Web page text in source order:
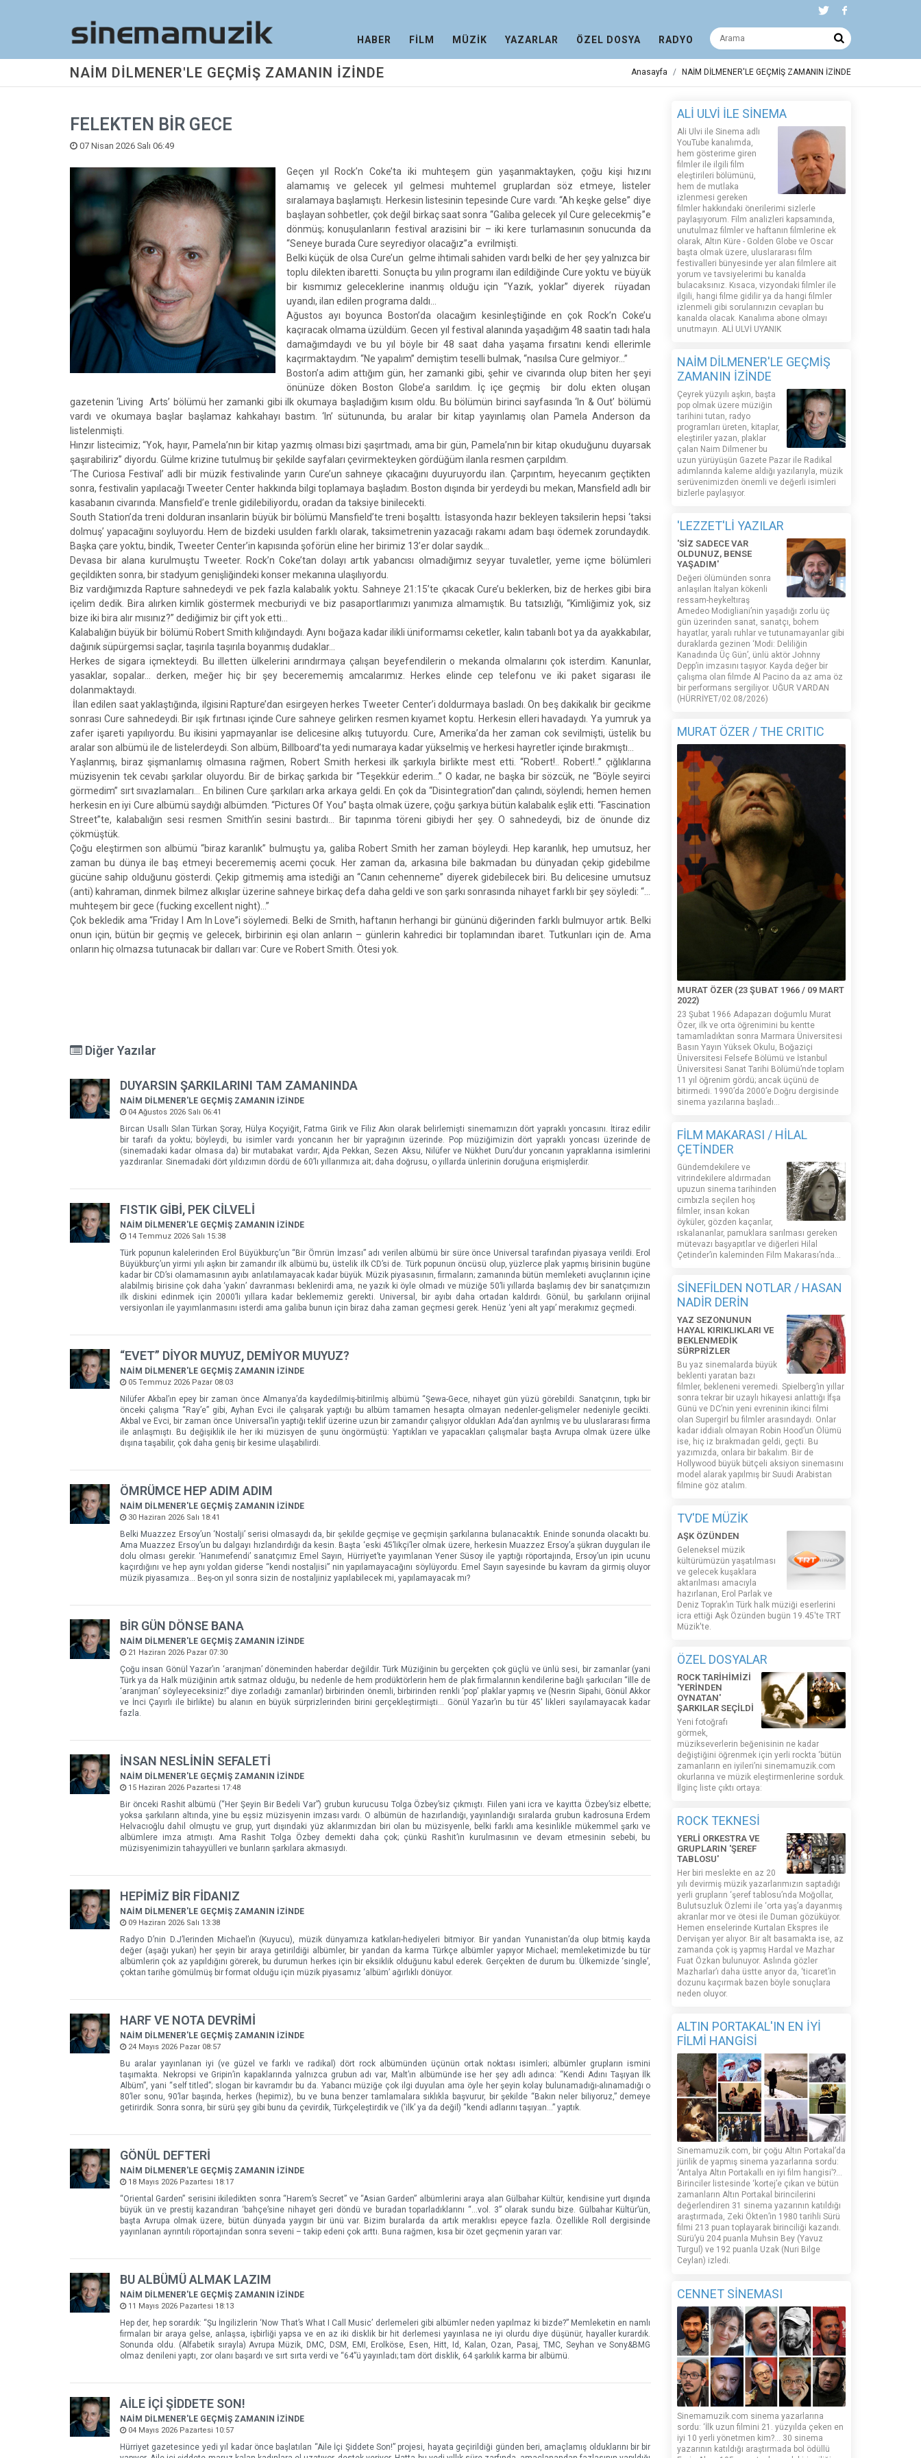
HABER FİLM MÜZİK YAZARLAR ÖZEL DOSYA RADYO
NAİM DİLMENER'LE GEÇMİŞ ZAMANIN İZİNDE Anasayfa NAİM DİLMENER'LE GEÇMİŞ ZAMANIN İZİNDE
FELEKTEN BİR GECE
07 Nisan 2026 Salı 06:49
Geçen yıl Rock’n Coke’ta iki muhteşem gün yaşanmaktayken, çoğu kişi hızını
alamamış ve gelecek yıl gelmesi muhtemel gruplardan söz etmeye, listeler
sıralamaya başlamıştı. Herkesin listesinin tepesinde Cure vardı. “Ah keşke gelse” diye
başlayan sohbetler, çok değil birkaç saat sonra “Galiba gelecek yıl Cure gelecekmiş”e
dönmüş; konuşulanların festival arazisini bir – iki kere turlamasının sonucunda da
“Seneye burada Cure seyrediyor olacağız”a evrilmişti.
Belki küçük de olsa Cure’un gelme ihtimali sahiden vardı belki de her şey yalnızca bir
toplu dilekten ibaretti. Sonuçta bu yılın programı ilan edildiğinde Cure yoktu ve büyük
bir kısmımız geleceklerine inanmış olduğu için “Yazık, yoklar” diyerek rüyadan
uyandı, ilan edilen programa daldı…
Ağustos ayı boyunca Boston’da olacağım kesinleştiğinde en çok Rock’n Coke’u
kaçıracak olmama üzüldüm. Gecen yıl festival alanında yaşadığım 48 saatin tadı hala
damağımdaydı ve bu yıl böyle bir 48 saat daha yaşama fırsatını kendi ellerimle
kaçırmaktaydım. “Ne yapalım” demiştim teselli bulmak, “nasılsa Cure gelmiyor…”
Boston’a adim attığım gün, her zamanki gibi, şehir ve civarında olup biten her şeyi
önünüze döken Boston Globe’a sarıldım. İç içe geçmiş bir dolu ekten oluşan
gazetenin ‘Living Arts’ bölümü her zamanki gibi ilk okumaya başladığım kısım oldu. Bu bölümün birinci sayfasında ‘In & Out’ bölümü
vardı ve okumaya başlar başlamaz kahkahayı bastım. ‘In’ sütununda, bu aralar bir kitap yayınlamış olan Pamela Anderson da
listelenmişti.
Hınzır listecimiz; “Yok, hayır, Pamela’nın bir kitap yazmış olması bizi şaşırtmadı, ama bir gün, Pamela’nın bir kitap okuduğunu duyarsak
şaşırabiliriz” diyordu. Gülme krizine tutulmuş bir şekilde sayfaları çevirmekteyken gördüğüm ilanla resmen çarpıldım.
‘The Curiosa Festival’ adli bir müzik festivalinde yarın Cure’un sahneye çıkacağını duyuruyordu ilan. Çarpıntım, heyecanım geçtikten
sonra, festivalin yapılacağı Tweeter Center hakkında bilgi toplamaya başladım. Boston dışında bir yerdeydi bu mekan, Mansfield adlı bir
kasabanın civarında. Mansfield’e trenle gidilebiliyordu, oradan da taksiye binilecekti.
South Station’da treni dolduran insanlarin büyük bir bölümü Mansfield’te treni boşalttı. İstasyonda hazır bekleyen taksilerin hepsi ‘taksi
dolmuş’ yapacağını soyluyordu. Hem de bizdeki usulden farklı olarak, taksimetrenin yazacağı rakamı adam başı ödemek zorundaydık.
Başka çare yoktu, bindik, Tweeter Center’in kapısında şoförün eline her birimiz 13’er dolar saydık…
Devasa bir alana kurulmuştu Tweeter. Rock’n Coke’tan dolayı artık yabancısı olmadığımız seyyar tuvaletler, yeme içme bölümleri
geçildikten sonra, bir stadyum genişliğindeki konser mekanına ulaşılıyordu.
Biz vardığımızda Rapture sahnedeydi ve pek fazla kalabalık yoktu. Sahneye 21:15’te çıkacak Cure’u beklerken, biz de herkes gibi bira
içelim dedik. Bira alırken kimlik göstermek mecburiydi ve biz pasaportlarımızı yanımıza almamıştık. Bu tatsızlığı, “Kimliğimiz yok, siz
bize iki bira alır mısınız?” dediğimiz bir çift yok etti…
Kalabalığın büyük bir bölümü Robert Smith kılığındaydı. Aynı boğaza kadar ilikli üniformamsı ceketler, kalın tabanlı bot ya da ayakkabılar,
dağınık süpürgemsi saçlar, taşırıla taşırıla boyanmış dudaklar…
Herkes de sigara içmekteydi. Bu illetten ülkelerini arındırmaya çalışan beyefendilerin o mekanda olmalarını çok isterdim. Kanunlar,
yasaklar, sopalar… derken, meğer hiç bir şey becerememiş amcalarımız. Herkes elinde cep telefonu ve iki paket sigarası ile
dolanmaktaydı.
İlan edilen saat yaklaştığında, ilgisini Rapture’dan esirgeyen herkes Tweeter Center’i doldurmaya basladı. On beş dakikalık bir gecikme
sonrası Cure sahnedeydi. Bir ışık fırtınası içinde Cure sahneye gelirken resmen kıyamet koptu. Herkesin elleri havadaydı. Ya yumruk ya
zafer işareti yapılıyordu. Bu ikisini yapmayanlar ise delicesine alkış tutuyordu. Cure, Amerika’da her zaman cok sevilmişti, üstelik bu
aralar son albümü ile de listelerdeydi. Son albüm, Billboard’ta yedi numaraya kadar yükselmiş ve herkesi hayretler içinde bırakmıştı…
Yaşlanmış, biraz şişmanlamış olmasına rağmen, Robert Smith herkesi ilk şarkıyla birlikte mest etti. “Robert!.. Robert!..” çığlıklarına
müzisyenin tek cevabı şarkılar oluyordu. Bir de birkaç şarkıda bir “Teşekkür ederim…” O kadar, ne başka bir sözcük, ne “Böyle seyirci
görmedim” sırt sıvazlamaları… En bilinen Cure şarkıları arka arkaya geldi. En çok da “Disintegration”dan çalındı, söylendi; hemen hemen
herkesin en iyi Cure albümü saydığı albümden. “Pictures Of You” başta olmak üzere, çoğu şarkıya bütün kalabalık eşlik etti. “Fascination
Street”te, kalabalığın sesi resmen Smith’in sesini bastırdı… Bir tapınma töreni gibiydi her şey. O sahnedeydi, biz de önunde diz
çökmüştük.
Çoğu eleştirmen son albümü “biraz karanlık” bulmuştu ya, galiba Robert Smith her zaman böyleydi. Hep karanlık, hep umutsuz, her
zaman bu dünya ile baş etmeyi becerememiş acemi çocuk. Her zaman da, arkasına bile bakmadan bu dünyadan çekip gidebilme
gücüne sahip olduğunu gösterdi. Çekip gitmemiş ama istediği an “Canın cehenneme” diyerek gidebilecek biri. Bu delicesine umutsuz
(anti) kahraman, dinmek bilmez alkışlar üzerine sahneye birkaç defa daha geldi ve son şarkı sonrasında nihayet farklı bir şey söyledi: “…
muhteşem bir gece (fucking excellent night)…”
Çok bekledik ama “Friday I Am In Love”i söylemedi. Belki de Smith, haftanın herhangi bir gününü diğerinden farklı bulmuyor artık. Belki
onun için, bütün bir geçmiş ve gelecek, birbirinin eşi olan anların – günlerin kahredici bir toplamından ibaret. Tutkunları için de. Ama
onların hiç olmazsa tutunacak bir dalları var: Cure ve Robert Smith. Ötesi yok.
Diğer Yazılar
DUYARSIN ŞARKILARINI TAM ZAMANINDA
NAİM DİLMENER'LE GEÇMİŞ ZAMANIN İZİNDE
04 Ağustos 2026 Salı 06:41
Bircan Usallı Sılan Türkan Şoray, Hülya Koçyiğit, Fatma Girik ve Filiz Akın olarak belirlemişti sinemamızın dört yapraklı yoncasını. İtiraz edilir
bir tarafı da yoktu; böyleydi, bu isimler vardı yoncanın her bir yaprağının üzerinde. Pop müziğimizin dört yapraklı yoncası üzerinde de
(sinemadaki kadar olmasa da) bir mutabakat vardır; Ajda Pekkan, Sezen Aksu, Nilüfer ve Nükhet Duru’dur yoncanın yapraklarına isimlerini
yazdıranlar. Sinemadaki dört yıldızımın dördü de 60’lı yıllarımıza ait; daha doğrusu, o yıllarda ünlerinin doruğuna erişmişlerdir.
FISTIK GİBİ, PEK CİLVELİ
NAİM DİLMENER'LE GEÇMİŞ ZAMANIN İZİNDE
14 Temmuz 2026 Salı 15:38
Türk popunun kalelerinden Erol Büyükburç’un “Bir Ömrün İmzası” adı verilen albümü bir süre önce Universal tarafından piyasaya verildi. Erol
Büyükburç’un yirmi yılı aşkın bir zamandır ilk albümü bu, üstelik ilk CD’si de. Türk popunun öncüsü olup, yüzlerce plak yapmış birisinin bugüne
kadar bir CD’si olamamasının ayıbı anlatılamayacak kadar büyük. Müzik piyasasının, firmaların; zamanında bütün memleketi avuçlarının içine
alabilmiş birisine çok daha ‘yakın’ davranması beklenirdi ama, ne yazık ki öyle olmadı ve müziğe 50’li yıllarda başlamış dev bir sanatçımızın
ilk diskini edinmek için 2000’li yıllara kadar beklememiz gerekti. Universal, bir ayıbı daha ortadan kaldırdı. Gönül, bu şarkıların orijinal
versiyonları ile yayımlanmasını isterdi ama galiba bunun için biraz daha zaman geçmesi gerek. Henüz ‘yeni alt yapı’ merakımız geçmedi.
“EVET” DİYOR MUYUZ, DEMİYOR MUYUZ?
NAİM DİLMENER'LE GEÇMİŞ ZAMANIN İZİNDE
05 Temmuz 2026 Pazar 08:03
Nilüfer Akbal’ın epey bir zaman önce Almanya’da kaydedilmiş-bitirilmiş albümü “Şewa-Gece, nihayet gün yüzü görebildi. Sanatçının, tıpkı bir
önceki çalışma “Ray’e” gibi, Ayhan Evci ile çalışarak yaptığı bu albüm tamamen hesapta olmayan nedenler-gelişmeler nedeniyle gecikti.
Akbal ve Evci, bir zaman önce Universal’in yaptığı teklif üzerine uzun bir zamandır çalışıyor oldukları Ada’dan ayrılmış ve bu uluslararası firma
ile anlaşmıştı. Bu değişiklik ile her iki müzisyen de şunu öngörmüştü: Yaptıkları ve yapacakları çalışmalar başta Avrupa olmak üzere ülke
dışına taşabilir, çok daha geniş bir kesime ulaşabilirdi.
ÖMRÜMCE HEP ADIM ADIM
NAİM DİLMENER'LE GEÇMİŞ ZAMANIN İZİNDE
30 Haziran 2026 Salı 18:41
Belki Muazzez Ersoy’un ‘Nostalji’ serisi olmasaydı da, bir şekilde geçmişe ve geçmişin şarkılarına bulanacaktık. Eninde sonunda olacaktı bu.
Ama Muazzez Ersoy’un bu dalgayı hızlandırdığı da kesin. Başta ‘eski 45’likçi’ler olmak üzere, herkesin Muazzez Ersoy’a şükran duyguları ile
dolu olması gerekir. ‘Hanımefendi’ sanatçımız Emel Sayın, Hürriyet’te yayımlanan Yener Süsoy ile yaptığı röportajında, Ersoy’un ipin ucunu
kaçırdığını ve hep aynı yoldan giderse “kendi nostaljisi” nin yapılamayacağını söylüyordu. Emel Sayın sayesinde bu kavram da girmiş oluyor
müzik piyasamıza... Beş-on yıl sonra sizin de nostaljiniz yapılabilecek mi, yapılamayacak mı?
BİR GÜN DÖNSE BANA
NAİM DİLMENER'LE GEÇMİŞ ZAMANIN İZİNDE
21 Haziran 2026 Pazar 07:30
Çoğu insan Gönül Yazar’ın ‘aranjman’ döneminden haberdar değildir. Türk Müziğinin bu gerçekten çok güçlü ve ünlü sesi, bir zamanlar (yani
Türk ya da Halk müziğinin artık satmaz olduğu, bu nedenle de hem prodüktörlerin hem de plak firmalarının kendilerine bağlı şarkıcıları “İlle de
‘aranjman’ söyleyeceksiniz!” diye zorladığı zamanlar) birbirinden önemli, birbirinden renkli ‘pop’ plaklar yapmış ve (Nesrin Sipahi, Gönül Akkor
ve İnci Çayırlı ile birlikte) bu alanın en büyük sürprizlerinden birini gerçekleştirmişti… Gönül Yazar’ın bu tür 45' likleri sayılamayacak kadar
fazla.
İNSAN NESLİNİN SEFALETİ
NAİM DİLMENER'LE GEÇMİŞ ZAMANIN İZİNDE
15 Haziran 2026 Pazartesi 17:48
Bir önceki Rashit albümü (“Her Şeyin Bir Bedeli Var”) grubun kurucusu Tolga Özbey’siz çıkmıştı. Fiilen yani icra ve kayıtta Özbey’siz elbette;
yoksa şarkıların altında, yine bu eşsiz müzisyenin imzası vardı. O albümün de hazırlandığı, yayınlandığı sıralarda grubun kadrosuna Erdem
Helvacıoğlu dahil olmuştu ve grup, yurt dışındaki yüz aklarımızdan biri olan bu müzisyenle, belki farklı ama kesinlikle mükemmel şarkı ve
albümlere imza atmıştı. Ama Rashit Tolga Özbey demekti daha çok; çünkü Rashit’in kurulmasının ve devam etmesinin sebebi, bu
müzisyenimizin tahayyülleri ve bunların şarkılara akmasıydı.
HEPİMİZ BİR FİDANIZ
NAİM DİLMENER'LE GEÇMİŞ ZAMANIN İZİNDE
09 Haziran 2026 Salı 13:38
Radyo D’nin D.J’lerinden Michael’ın (Kuyucu), müzik dünyamıza katkıları-hediyeleri bitmiyor. Bir yandan Yunanistan’da olup bitmiş kayda
değer (aşağı yukarı) her şeyin bir araya getirildiği albümler, bir yandan da karma Türkçe albümler yapıyor Michael; memleketimizde bu tür
albümlerin çok az yapıldığını görerek, bu durumun herkes için bir eksiklik olduğunu kabul ederek. Gerçekten de durum bu. Ülkemizde ‘single’,
çoktan tarihe gömülmüş bir format olduğu için müzik piyasamız ‘albüm’ ağırlıklı dönüyor.
HARF VE NOTA DEVRİMİ
NAİM DİLMENER'LE GEÇMİŞ ZAMANIN İZİNDE
24 Mayıs 2026 Pazar 08:57
Bu aralar yayınlanan iyi (ve güzel ve farklı ve radikal) dört rock albümünden üçünün ortak noktası isimleri; albümler grupların ismini
taşımakta. Nekropsi ve Gripin’in kapaklarında yalnızca grubun adı var, Malt’ın albümünde ise her şey adlı adınca: “Kendi Adını Taşıyan İlk
Albüm”, yani “self titled”; slogan bir kavramdır bu da. Yabancı müziğe çok ilgi duyulan ama öyle her şeyin kolay bulunamadığı-alınamadığı o
80’ler sonu, 90’lar başında, herkes (hepimiz), bu ve buna benzer tamlamalara sıklıkla başvurur, bir şekilde “Bakın neler biliyoruz,” demeye
getirirdik. Sonra sonra, bir sürü şey gibi bunu da çevirdik, Türkçeleştirdik ve (‘ilk’ ya da değil) “kendi adlarını taşıyan…” yaptık.
GÖNÜL DEFTERİ
NAİM DİLMENER'LE GEÇMİŞ ZAMANIN İZİNDE
18 Mayıs 2026 Pazartesi 18:17
“Oriental Garden” serisini ikiledikten sonra “Harem’s Secret” ve “Asian Garden” albümlerini araya alan Gülbahar Kültür, kendisine yurt dışında
büyük ün ve prestij kazandıran ‘bahçe’sine nihayet geri döndü ve buradan toparladıklarını “…vol. 3” olarak sundu bize. Gülbahar Kültür’ün,
başta Avrupa olmak üzere, bütün dünyada yaygın bir ünü var. Bizim buralarda da artık meraklısı epeyce fazla. Özellikle Roll dergisinde
yayınlanan ayrıntılı röportajından sonra seveni – takip edeni çok arttı. Buna rağmen, kısa bir özet geçmenin yararı var:
BU ALBÜMÜ ALMAK LAZIM
NAİM DİLMENER'LE GEÇMİŞ ZAMANIN İZİNDE
11 Mayıs 2026 Pazartesi 18:13
Hep der, hep sorardık: “Şu İngilizlerin ‘Now That’s What I Call Music’ derlemeleri gibi albümler neden yapılmaz ki bizde?” Memleketin en namlı
firmaları bir araya gelse, anlaşsa, işbirliği yapsa ve en az iki disklik bir hit derlemesi yayınlasa ne iyi olurdu diye düşünür, hayaller kurardık.
Sonunda oldu. (Alfabetik sırayla) Avrupa Müzik, DMC, DSM, EMI, Erolköse, Esen, Hitt, Id, Kalan, Ozan, Pasaj, TMC, Seyhan ve Sony&BMG
olmaz denileni yaptı, zor olanı başardı ve sırt sırta verdi ve “64”ü yayınladı; tam dört disklik, 64 şarkılık karma bir albümü.
AİLE İÇİ ŞİDDETE SON!
NAİM DİLMENER'LE GEÇMİŞ ZAMANIN İZİNDE
04 Mayıs 2026 Pazartesi 10:57
Hürriyet gazetesince yedi yıl kadar önce başlatılan “Aile İçi Şiddete Son!” projesi, hayata geçirildiği günden beri, amaçlamış olduklarını bir bir
ALİ ULVİ İLE SİNEMA
Ali Ulvi ile Sinema adlı
YouTube kanalımda,
hem gösterime giren
filmler ile ilgili film
eleştirileri bölümünü,
hem de mutlaka
izlenmesi gereken
filmler hakkındaki önerilerimi sizlerle
paylaşıyorum. Film analizleri kapsamında,
unutulmaz filmler ve haftanın filmlerine ek
olarak, Altın Küre - Golden Globe ve Oscar
başta olmak üzere, uluslararası film
festivalleri bünyesinde yer alan filmlere ait
yorum ve tavsiyelerimi bu kanalda
bulacaksınız. Kısaca, vizyondaki filmler ile
ilgili, hangi filme gidilir ya da hangi filmler
izlenmeli gibi sorularınızın cevapları bu
kanalda olacak. Kanalıma abone olmayı
unutmayın. ALİ ULVİ UYANIK
NAİM DİLMENER'LE GEÇMİŞ
ZAMANIN İZİNDE
Çeyrek yüzyılı aşkın, başta
pop olmak üzere müziğin
tarihini tutan, radyo
programları üreten, kitaplar,
eleştiriler yazan, plaklar
çalan Naim Dilmener bu
uzun yürüyüşün Gazete Pazar ile Radikal
adımlarında kaleme aldığı yazılarıyla, müzik
serüvenimizden önemli ve değerli isimleri
bizlerle paylaşıyor.
'LEZZET'Lİ YAZILAR
'SİZ SADECE VAR
OLDUNUZ, BENSE
YAŞADIM'
Değeri ölümünden sonra
anlaşılan İtalyan kökenli
ressam-heykeltıraş
Amedeo Modigliani’nin yaşadığı zorlu üç
gün üzerinden sanat, sanatçı, bohem
hayatlar, yaralı ruhlar ve tutunamayanlar gibi
duraklarda gezinen ‘Modi: Deliliğin
Kanadında Üç Gün’, ünlü aktör Johnny
Depp’in imzasını taşıyor. Kayda değer bir
çalışma olan filmde Al Pacino da az ama öz
bir performans sergiliyor. UĞUR VARDAN
(HÜRRİYET/02.08/2026)
MURAT ÖZER / THE CRITIC
MURAT ÖZER (23 ŞUBAT 1966 / 09 MART
2022)
23 Şubat 1966 Adapazarı doğumlu Murat
Özer, ilk ve orta öğrenimini bu kentte
tamamladıktan sonra Marmara Üniversitesi
Basın Yayın Yüksek Okulu, Boğaziçi
Üniversitesi Felsefe Bölümü ve İstanbul
Üniversitesi Sanat Tarihi Bölümü’nde toplam
11 yıl öğrenim gördü; ancak üçünü de
bitirmedi. 1990’da 2000’e Doğru dergisinde
sinema yazılarına başladı...
FİLM MAKARASI / HİLAL
ÇETİNDER
Gündemdekilere ve
vitrindekilere aldırmadan
upuzun sinema tarihinden
cımbızla seçilen hoş
filmler, insan kokan
öyküler, gözden kaçanlar,
ıskalananlar, pamuklara sarılması gereken
mütevazı başyapıtlar ve diğerleri Hilal
Çetinder’in kaleminden Film Makarası’nda…
SİNEFİLDEN NOTLAR / HASAN
NADİR DERİN
YAZ SEZONUNUN
HAYAL KIRIKLIKLARI VE
BEKLENMEDİK
SÜRPRİZLER
Bu yaz sinemalarda büyük
beklenti yaratan bazı
filmler, bekleneni veremedi. Spielberg’in yıllar
sonra tekrar bir uzaylı hikayesi anlattığı İfşa
Günü ve DC’nin yeni evreninin ikinci filmi
olan Supergirl bu filmler arasındaydı. Onlar
kadar iddialı olmayan Robin Hood’un Ölümü
ise, hiç iz bırakmadan geldi, geçti. Bu
yazımızda, onlara bir bakalım. Bir de
Hollywood büyük bütçeli aksiyon sinemasını
model alarak yapılmış bir Suudi Arabistan
filmine göz atalım.
TV'DE MÜZİK
AŞK ÖZÜNDEN
Geleneksel müzik
kültürümüzün yaşatılması
ve gelecek kuşaklara
aktarılması amacıyla
hazırlanan, Erol Parlak ve
Deniz Toprak’ın Türk halk müziği eserlerini
icra ettiği Aşk Özünden bugün 19.45'te TRT
Müzik'te.
ÖZEL DOSYALAR
ROCK TARİHİMİZİ
'YERİNDEN
OYNATAN'
ŞARKILAR SEÇİLDİ
Yeni fotoğrafı
görmek,
müzikseverlerin beğenisinin ne kadar
değiştiğini öğrenmek için yerli rockta ‘bütün
zamanların en iyileri’ni sinemamuzik.com
okurlarına ve müzik eleştirmenlerine sorduk.
İlginç liste çıktı ortaya:
ROCK TEKNESİ
YERLİ ORKESTRA VE
GRUPLARIN 'ŞEREF
TABLOSU'
Her biri meslekte en az 20
yılı devirmiş müzik yazarlarımızın saptadığı
yerli grupların ‘şeref tablosu’nda Moğollar,
Bulutsuzluk Özlemi ile ‘orta yaş’a dayanmış
akranlar mor ve ötesi ile Duman gözüküyor.
Hemen enselerinde Kurtalan Ekspres ile
Dervişan yer alıyor. Bir alt basamakta ise, az
zamanda çok iş yapmış Hardal ve Mazhar
Fuat Özkan bulunuyor. Aslında gözler
Mazharlar’ı daha üstte arıyor da, ‘ticaret’in
dozunu kaçırmak bazen böyle sonuçlara
neden oluyor.
ALTIN PORTAKAL'IN EN İYİ
FİLMİ HANGİSİ
Sinemamuzik.com, bir çoğu Altın Portakal’da
jürilik de yapmış sinema yazarlarına sordu:
‘Antalya Altın Portakallı en iyi film hangisi’?...
Birinciler listesinde ‘kortej’e çıkan ve bütün
zamanların Altın Portakal birincilerini
değerlendiren 31 sinema yazarının katıldığı
araştırmada, Zeki Ökten’in 1980 tarihli Sürü
filmi 213 puan toplayarak birinciliği kazandı.
Sürü’yü 204 puanla Muhsin Bey (Yavuz
Turgul) ve 192 puanla Uzak (Nuri Bilge
Ceylan) izledi.
CENNET SİNEMASI
Sinemamuzik.com sinema yazarlarına
sordu: ‘İlk uzun filmini 21. yüzyılda çeken en
iyi 10 yerli yönetmen kim?... 30 sinema
yazarının katıldığı araştırmada bol ödüllü